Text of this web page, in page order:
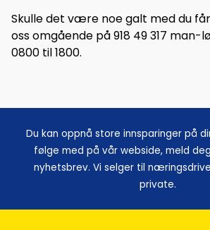
Skulle det være noe galt med du
oss omgående på 918 49 317 man-
0800 til 1800.
Du kan oppnå store innsparinger på
følge med på vår webside, meld
nyhetsbrev. Vi selger til
private.